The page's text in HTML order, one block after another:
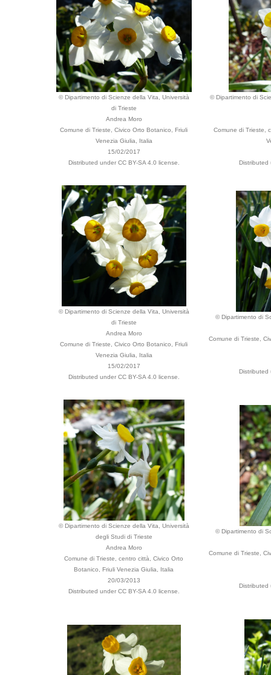
© Dipartimento di Scienze della Vita, Università
di Trieste
Andrea Moro
Comune di Trieste, Civico Orto Botanico, Friuli
Venezia Giulia, Italia
15/02/2017
Distributed under CC BY-SA 4.0 license.
© Dipartimento di
Comune di Trieste,
Distributed
© Dipartimento di Scienze della Vita, Università
di Trieste
Andrea Moro
Comune di Trieste, Civico Orto Botanico, Friuli
Venezia Giulia, Italia
15/02/2017
Distributed under CC BY-SA 4.0 license.
© Dipartimento di
Comune di Trieste,
Distributed
© Dipartimento di Scienze della Vita, Università
degli Studi di Trieste
Andrea Moro
Comune di Trieste, centro città, Civico Orto
Botanico, Friuli Venezia Giulia, Italia
20/03/2013
Distributed under CC BY-SA 4.0 license.
© Dipartimento di
Comune di Trieste,
Distributed